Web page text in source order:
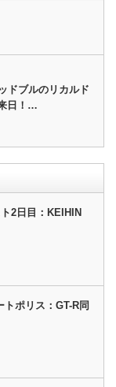
ドブルのリカルド
日！…
2日目：KEIHIN
トポリス：GT-R同